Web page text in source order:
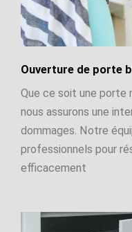
Ouverture de porte
Que ce soit une porte
nous assurons une
dommages. Notre
professionnels pour
efficacement